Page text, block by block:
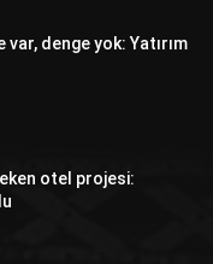
denge yok: Yatırım
otel projesi: